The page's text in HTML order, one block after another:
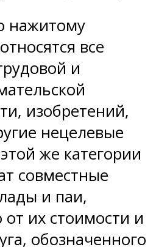
нажитому
все
и
изобретений,
нецелевые
же категории
совместные
и паи,
от их стоимости и
обозначенного